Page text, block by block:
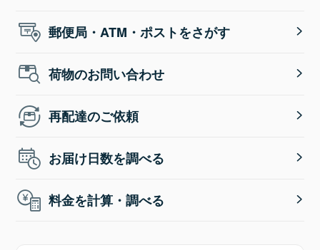
郵便局・ATM・ポストをさがす
荷物のお問い合わせ
再配達のご依頼
お届け日数を調べる
料金を計算・調べる